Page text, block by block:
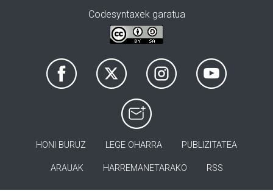
Codesyntaxek garatua
HONI BURUZ LEGE OHARRA PUBLIZITATEA
ARAUAK HARREMANETARAKO RSS